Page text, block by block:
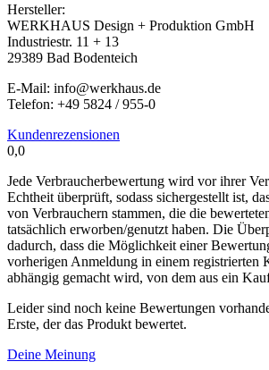
Hersteller:
WERKHAUS Design + Produktion GmbH
Industriestr. 11 + 13
29389 Bad Bodenteich
E-Mail: info@werkhaus.de
Telefon: +49 5824 / 955-0
Kundenrezensionen
0,0
Jede Verbraucherbewertung wird vor ihrer
Echtheit überprüft, sodass sichergestellt ist,
von Verbrauchern stammen, die die
tatsächlich erworben/genutzt haben. Die
dadurch, dass die Möglichkeit einer
vorherigen Anmeldung in einem registrierten
abhängig gemacht wird, von dem aus ein
Leider sind noch keine Bewertungen
Erste, der das Produkt bewertet.
Deine Meinung